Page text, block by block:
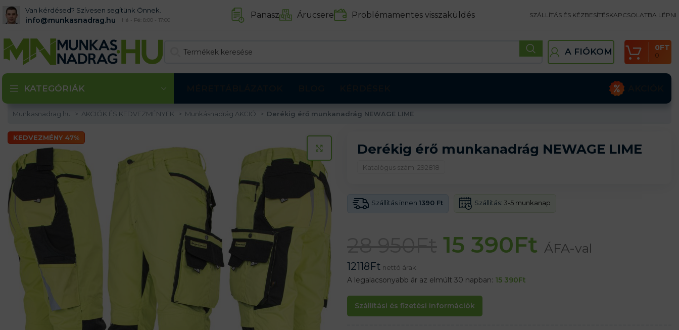
Van kérdésed? Szívesen segítünk Önnek.
info@munkasnadrag.hu Hé - Pé: 8:00 - 17:00 Panasz Árucsere Problémamentes visszaküldés SZÁLLÍTÁS ÉS KÉZBESÍTÉSKAPCSOLATBA LÉPNI
A FIÓKOM 0
0FT
KATEGÓRIÁK
Munkasnadrag.hu AKCIÓK ÉS KEDVEZMÉNYEK Munkásnadrág AKCIÓ Derékig érő munkanadrág NEWAGE LIME
KEDVEZMÉNY 47%
KATTINTS A KINAGYÍTÁSHOZ
Derékig érő munkanadrág NEWAGE LIME
Katalógus szám: 292818
Szállítás innen 1390 Ft Szállítás: 3-5 munkanap
15 390Ft ÁFA-val
12118Ft nettó árak
A legalacsonyabb ár az elmúlt 30 napban: 15 390Ft
Szállítási és fizetési információk